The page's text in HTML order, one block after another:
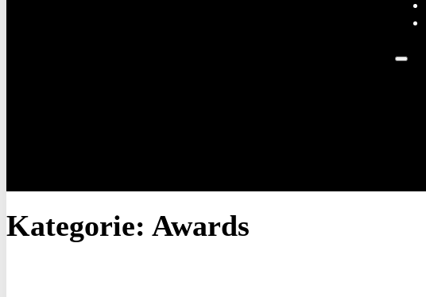
Kategorie: Awards